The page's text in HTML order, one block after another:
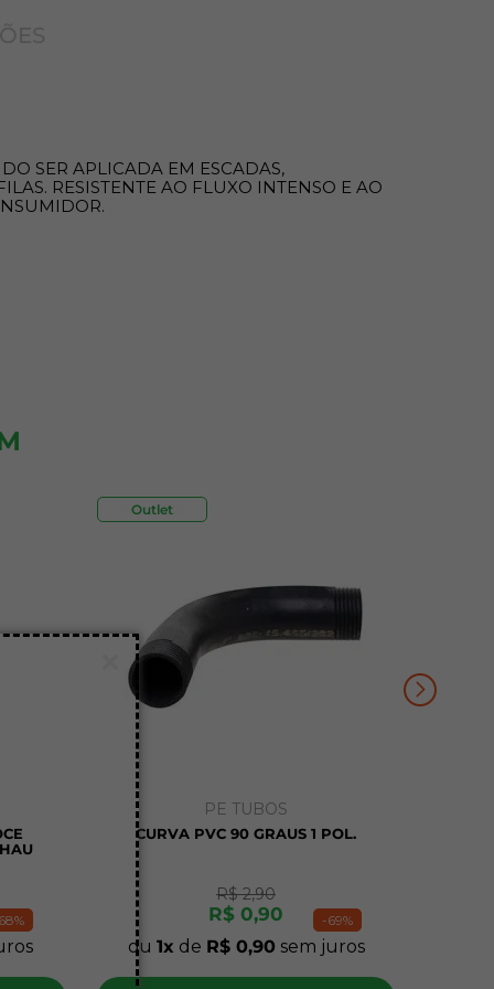
SER APLICADA EM ESCADAS,
RESISTENTE AO FLUXO INTENSO E AO
68% -69%
Outlet
Frete 48h
PE TUBOS
CURVA PVC 90 GRAUS 1 POL.
R$ 2,90
R$ 0,90
ou 1 de R$ 0,90 sem juros